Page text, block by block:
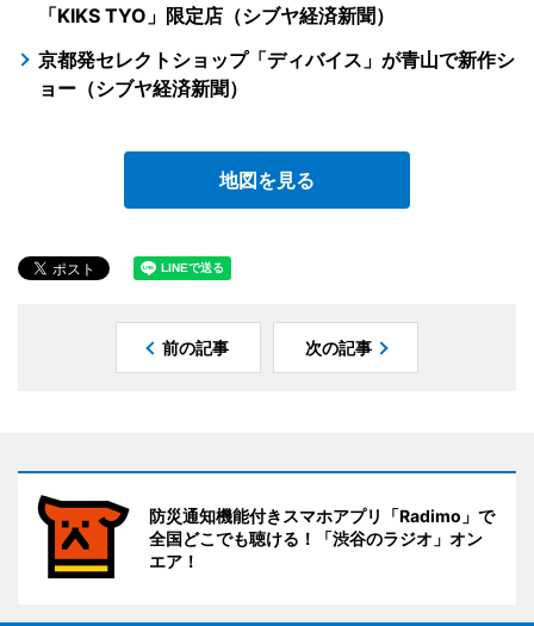
「KIKS TYO」限定店（シブヤ経済新聞）
京都発セレクトショップ「ディバイス」が青山で新作シ
ョー（シブヤ経済新聞）
地図を見る
前の記事 次の記事
防災通知機能付きスマホアプリ「Radimo」で
全国どこでも聴ける！「渋谷のラジオ」オン
エア！